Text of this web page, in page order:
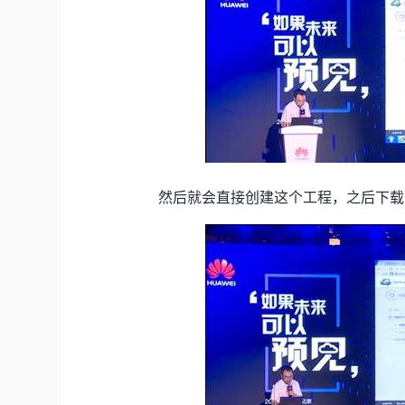
然后就会直接创建这个工程，之后下